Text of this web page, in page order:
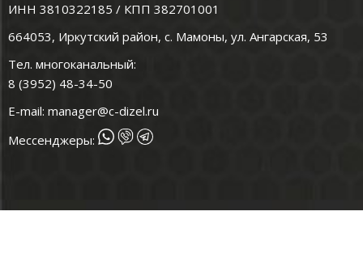
ИНН 3810322185 / КПП 382701001
664053, Иркутский район, с. Мамоны, ул. Ангарская, 53
Тел. многоканальный:
8 (3952) 48-34-50
E-mail: manager@c-dizel.ru
Мессенджеры: